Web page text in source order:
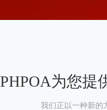
PHPOA为您提
我们正以一种新的